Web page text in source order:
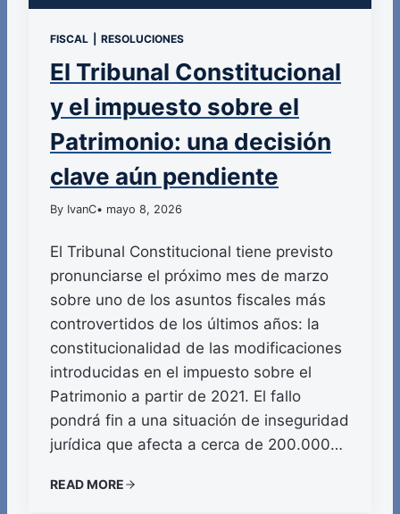
FISCAL RESOLUCIONES
El Tribunal Constitucional
y el impuesto sobre el
Patrimonio: una decisión
clave aún pendiente
By IvanC• mayo 8, 2026
El Tribunal Constitucional tiene previsto
pronunciarse el próximo mes de marzo
sobre uno de los asuntos fiscales más
controvertidos de los últimos años: la
constitucionalidad de las modificaciones
introducidas en el impuesto sobre el
Patrimonio a partir de 2021. El fallo
pondrá fin a una situación de inseguridad
jurídica que afecta a cerca de 200.000…
READ MORE